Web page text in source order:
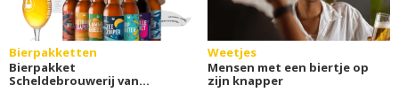
Bierpakketten
Bierpakket
Scheldebrouwerij van
Weetjes
Mensen met een biertje op
zijn knapper